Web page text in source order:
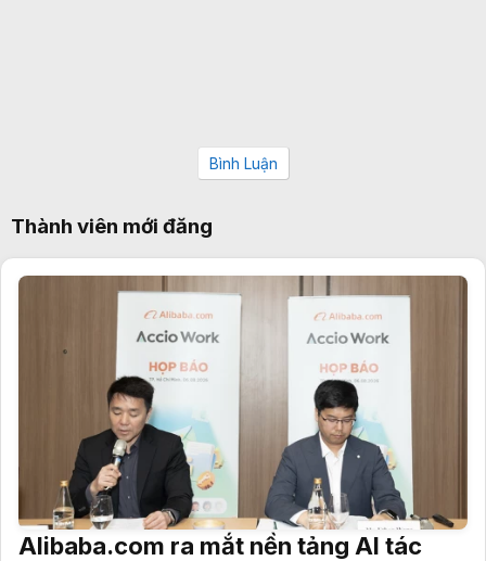
Bình Luận
Thành viên mới đăng
Alibaba.com ra mắt nền tảng AI tác